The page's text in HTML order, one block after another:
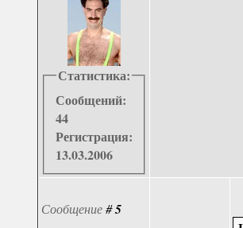
Статистика:
Сообщений:
44
Регистрация:
13.03.2006
Сообщение#5